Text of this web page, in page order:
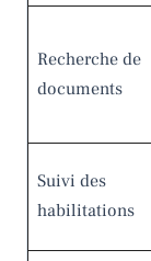
Recherche de
documents
Suivi des
habilitations